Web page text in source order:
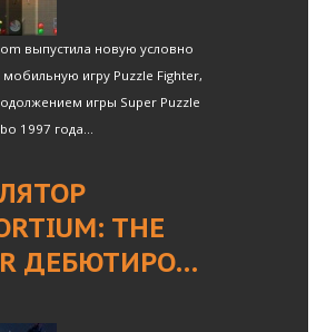
выпустила новую условно
игру Puzzle Fighter,
игры Super Puzzle
1997 года...
THE
ДЕБЮТИРО…